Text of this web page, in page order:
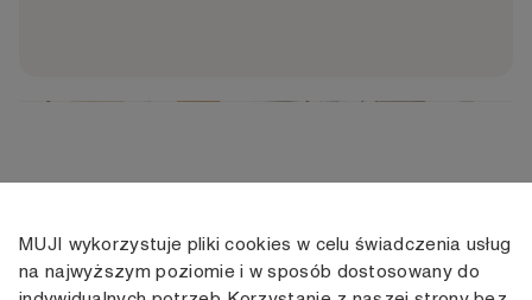
KONTAKT KONTO INFORMACJE
MUJI wykorzystuje pliki cookies w celu świadczenia usług
na najwyższym poziomie i w sposób dostosowany do